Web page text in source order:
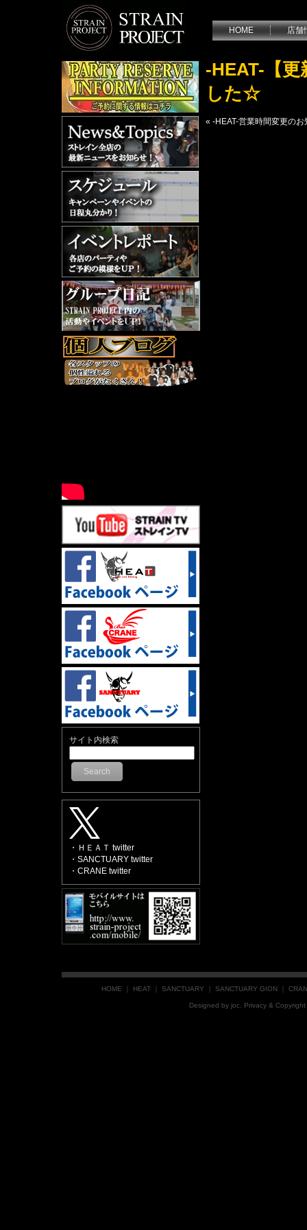
HOME 店舗
サイト内検索
Search
・ＨＥＡＴ twitter
・SANCTUARY twitter
・CRANE twitter
-HEAT-【
した☆
« -HEAT-営業時間変更のお
HOME HEAT SANCTUARY SANCTUARY GION
Designed by joc . Privacy &